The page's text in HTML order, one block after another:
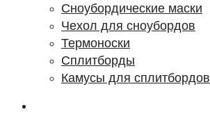
Сноубордические маски
Чехол для сноубордов
Термоноски
Сплитборды
Камусы для сплитбордов